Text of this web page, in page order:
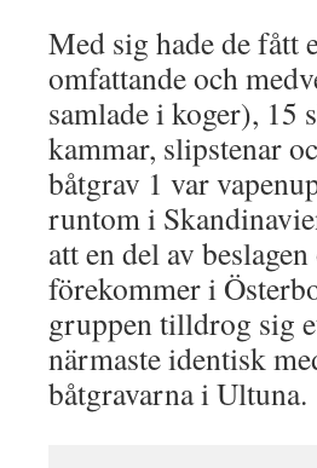
Med sig hade de fått
omfattande och
samlade i koger), 15
kammar, slipstenar
båtgrav 1 var
runtom i
att en del av
förekommer i
gruppen tilldrog sig
närmaste identisk
båtgravarna i Ultuna.